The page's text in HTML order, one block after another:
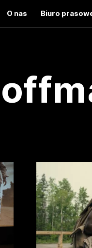
O nas Biuro